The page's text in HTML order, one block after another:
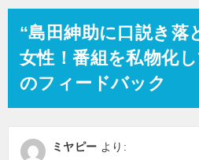
“島田紳助に口説き落
女性！番組を私物化
のフィードバック
ミヤピー より: